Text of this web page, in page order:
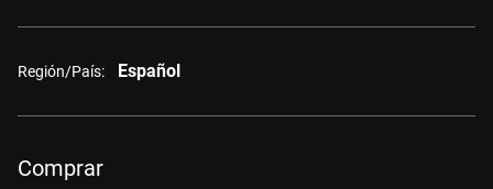
Región/País: Español
Comprar